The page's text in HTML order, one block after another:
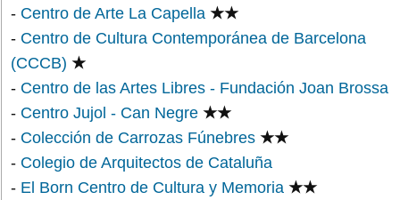
- Centro de Arte La Capella ★★
- Centro de Cultura Contemporánea de Barcelona
(CCCB) ★
- Centro de las Artes Libres - Fundación Joan Brossa
- Centro Jujol - Can Negre ★★
- Colección de Carrozas Fúnebres ★★
- Colegio de Arquitectos de Cataluña
- El Born Centro de Cultura y Memoria ★★